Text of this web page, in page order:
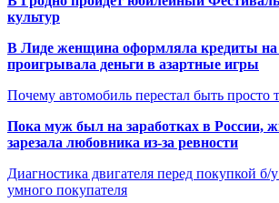
культур
В Лиде женщина оформляла кредиты на
проигрывала деньги в азартные игры
Почему автомобиль перестал быть просто
Пока муж был на заработках в России,
зарезала любовника из-за ревности
Диагностика двигателя перед покупкой б/
умного покупателя